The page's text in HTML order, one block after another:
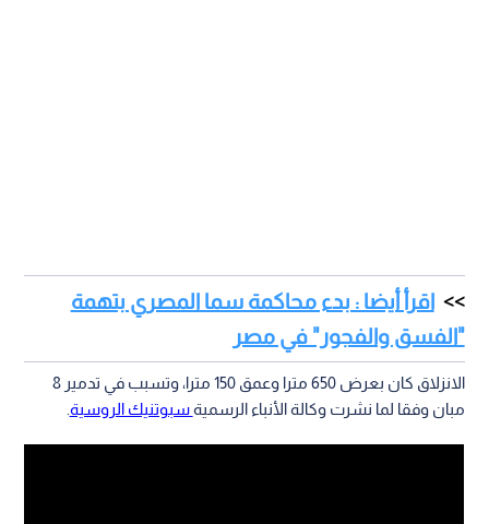
اقرأ أيضا : بدء محاكمة سما المصري بتهمة
"الفسق والفجور" في مصر
الانزلاق كان بعرض 650 مترا وعمق 150 مترا، وتسبب في تدمير 8
مبان وفقا لما نشرت وكالة الأنباء الرسميةسبوتنيك الروسية